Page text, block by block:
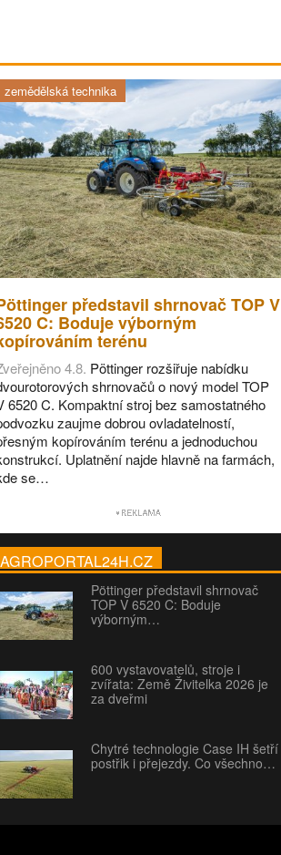
zemědělská technika
představil shrnovač TOP V
C: Boduje výborným
terénu
4.8. Pöttinger rozšiřuje nabídku
shrnovačů o nový model TOP
6520 C. Kompaktní stroj bez samostatného
zaujme dobrou ovladatelností,
kopírováním terénu a jednoduchou
Uplatnění najde hlavně na farmách,
se…
AGROPORTAL24H.CZ
Pöttinger představil shrnovač
TOP V 6520 C: Boduje
výborným…
600 vystavovatelů, stroje i
zvířata: Země Živitelka 2026 je
za dveřmi
Chytré technologie Case IH šetří
postřik i přejezdy. Co všechno…